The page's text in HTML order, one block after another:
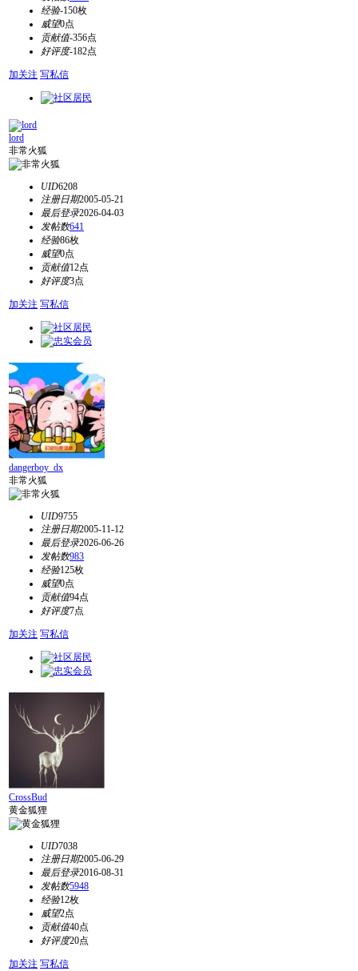
经验-150枚
威望0点
贡献值-356点
好评度-182点
加关注 写私信
lord
非常火狐
UID6208
注册日期2005-05-21
最后登录2026-04-03
发帖数641
经验86枚
威望0点
贡献值12点
好评度3点
加关注 写私信
dangerboy_dx
非常火狐
UID9755
注册日期2005-11-12
最后登录2026-06-26
发帖数983
经验125枚
威望0点
贡献值94点
好评度7点
加关注 写私信
CrossBud
黄金狐狸
UID7038
注册日期2005-06-29
最后登录2016-08-31
发帖数5948
经验12枚
威望2点
贡献值40点
好评度20点
加关注 写私信